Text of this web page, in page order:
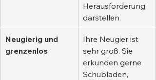
Herausforderung
darstellen.
Neugierig und
grenzenlos
Ihre Neugier ist
sehr groß. Sie
erkunden gerne
Schubladen,